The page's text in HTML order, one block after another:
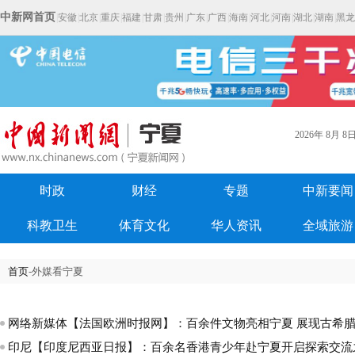
中新网首页 安徽 北京 重庆 福建 甘肃 贵州 广东 广西 海南 河北 河南 湖北 湖南 黑
2026年 8月 8
时政 财经 专题 中新要闻
科教卫生 体育文化 华人资讯 全域旅游
首页-外媒看宁夏
网络新媒体【法国欧洲时报网】：百余件文物亮相宁夏 展现古希
印尼【印度尼西亚日报】：百余名香港青少年赴宁夏开启探索交